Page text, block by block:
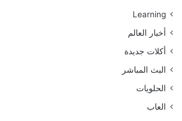
Learning
أخبار العالم
أكلات جديدة
البث المباشر
الحلويات
العاب